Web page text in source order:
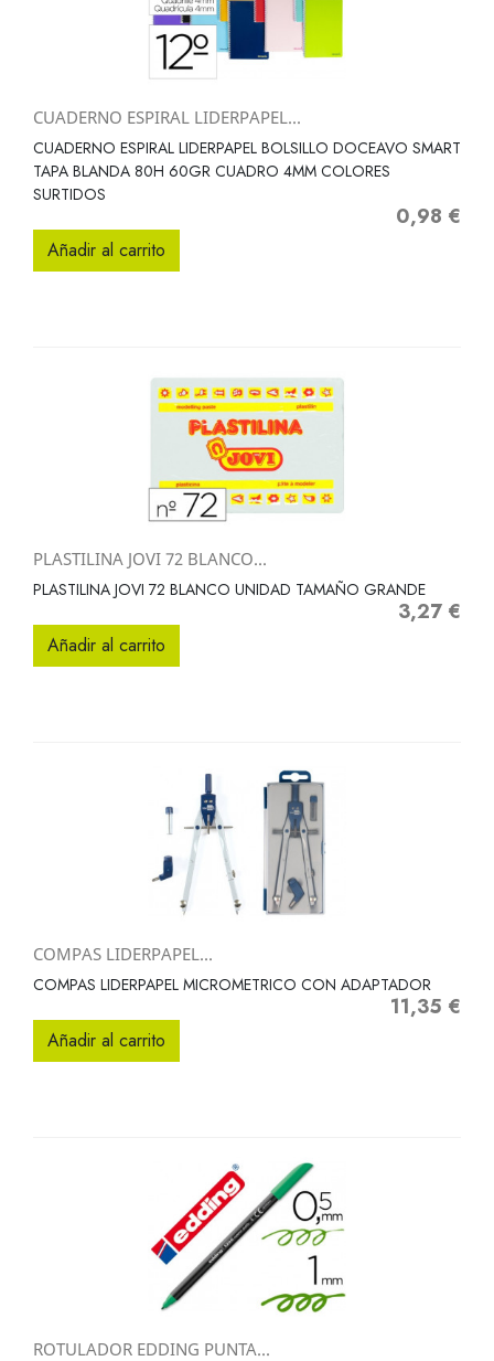
CUADERNO ESPIRAL LIDERPAPEL...
CUADERNO ESPIRAL LIDERPAPEL BOLSILLO DOCEAVO SMART
TAPA BLANDA 80H 60GR CUADRO 4MM COLORES
SURTIDOS
Precio
0,98 €
Añadir al carrito
PLASTILINA JOVI 72 BLANCO...
PLASTILINA JOVI 72 BLANCO UNIDAD TAMAÑO GRANDE
Precio
3,27 €
Añadir al carrito
COMPAS LIDERPAPEL...
COMPAS LIDERPAPEL MICROMETRICO CON ADAPTADOR
Precio
11,35 €
Añadir al carrito
ROTULADOR EDDING PUNTA...